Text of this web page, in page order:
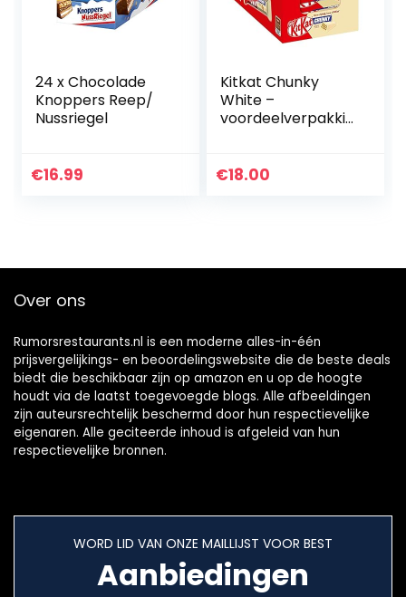
24 x Chocolade
Knoppers Reep/
Nussriegel
€16.99
Kitkat Chunky
White –
voordeelverpakkin
€18.00
Over ons
Rumorsrestaurants.nl is een moderne alles-in-één
prijsvergelijkings- en beoordelingswebsite die de beste deals
biedt die beschikbaar zijn op amazon en u op de hoogte
houdt via de laatst toegevoegde blogs. Alle afbeeldingen
zijn auteursrechtelijk beschermd door hun respectievelijke
eigenaren. Alle geciteerde inhoud is afgeleid van hun
respectievelijke bronnen.
WORD LID VAN ONZE MAILLIJST VOOR BEST
Aanbiedingen